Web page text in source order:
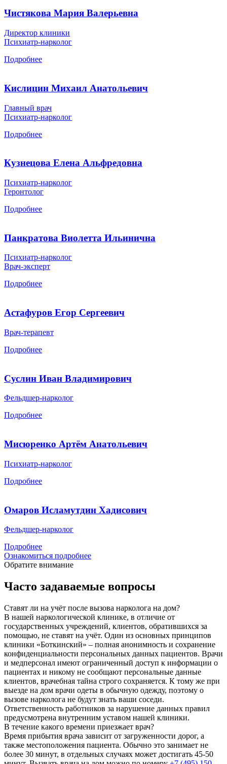
Чистякова Мария Валерьевна
Директор клиники
Психиатр-нарколог
Подробнее
Кислицин Михаил Анатольевич
Главный врач
Психиатр-нарколог
Подробнее
Кузнецова Елена Альфредовна
Психиатр-нарколог
Геронтолог
Подробнее
Панкратова Виолетта Ильинична
Психиатр-нарколог
Врач-эксперт
Подробнее
Астафуров Егор Сергеевич
Врач-терапевт
Подробнее
Суслин Иван Владимирович
Фельдшер-нарколог
Подробнее
Мисюренко Артём Анатольевич
Психиатр-нарколог
Подробнее
Омаров Исламутдин Хадисович
Фельдшер-нарколог
Подробнее
Ознакомиться подробнее
Обратите внимание
Часто задаваемые вопросы
Ставят ли на учёт после вызова нарколога на дом?
В нашей наркологической клинике, в отличие от
государственных учреждений, клиентов, обратившихся за
помощью, не ставят на учёт. Один из основных принципов
клиники «Боткинский» – полная анонимность и сохранение
конфиденциальности персональных данных пациентов. Врачи
и медперсонал имеют ограниченный доступ к информации о
пациентах и никому не сообщают персональные данные
клиентов, врачебная тайна строго сохраняется. К тому же при
выезде на дом врачи одеты в обычную одежду, поэтому о
вызове нарколога не будут знать ваши соседи.
Ответственность работников за нарушение данных правил
предусмотрена внутренним уставом нашей клиники.
В течение какого времени приезжает врач?
Время прибытия врача зависит от загруженности дорог, а
также местоположения пациента. Обычно это занимает не
более 30 минут, в отдельных случаях может достигать 45-50